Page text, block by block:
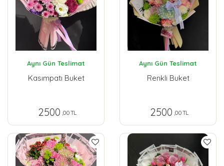
Aynı Gün Teslimat
Kasımpatı Buket
2500 ,00 TL
Aynı Gün Teslimat
Renkli Buket
2500 ,00 TL